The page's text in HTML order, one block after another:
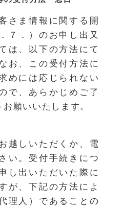
さま情報に関する開
７．）のお申し出又
は、以下の方法にて
お、この受付方法に
めには応じられない
で、あらかじめご了
願いいたします。
越しいただくか、電
い。受付手続きにつ
し出いただいた際に
が、下記の方法によ
理人）であることの